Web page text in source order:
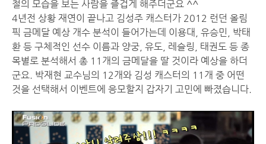
철의 모습을 보는 사람을 즐겁게 해주더군요 ^^
4년전 상황 재연이 끝나고 김성주 캐스터가 2012 런던 올림
픽 금메달 예상 개수 분석이 들어가는데 이용대, 유승민, 박태
환 등 구체적인 선수 이름과 양궁, 유도, 레슬링, 태권도 등 종
목별로 분석해서 총 11개의 금메달을 딸 것이라 예상을 하더
군요. 박재현 교수님의 12개와 김성 캐스터의 11개 중 어떤
것을 선택해서 이벤트에 응모할지 갑자기 고민에 빠졌습니다.